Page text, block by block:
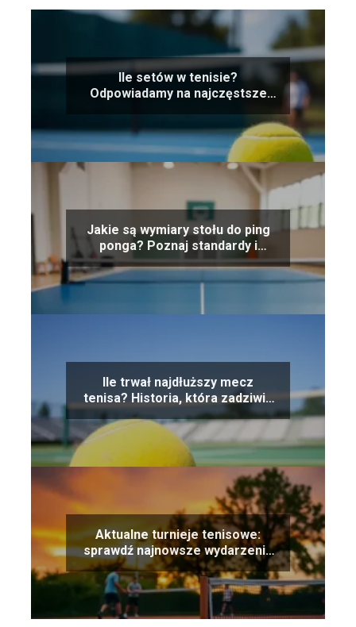
Ile setów w tenisie?
Odpowiadamy na najczęstsze
Jakie są wymiary stołu do ping
ponga? Poznaj standardy i
zasady
Ile trwał najdłuższy mecz
tenisa? Historia, która zadziwia
Aktualne turnieje tenisowe:
sprawdź najnowsze wydarzenia
sportowe!